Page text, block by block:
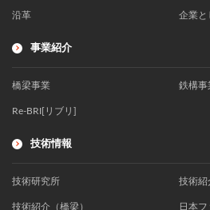
沿革 企業と
事業紹介
橋梁事業 鉄構事
Re-BRI[リブリ]
技術情報
技術研究所 技術紹
技術紹介（橋梁） 日本